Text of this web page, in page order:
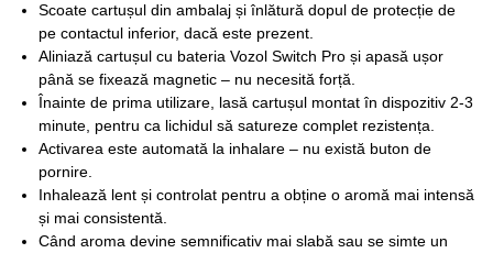
Scoate cartușul din ambalaj și înlătură dopul de protecție de
pe contactul inferior, dacă este prezent.
Aliniază cartușul cu bateria Vozol Switch Pro și apasă ușor
până se fixează magnetic – nu necesită forță.
Înainte de prima utilizare, lasă cartușul montat în dispozitiv 2-3
minute, pentru ca lichidul să satureze complet rezistența.
Activarea este automată la inhalare – nu există buton de
pornire.
Inhalează lent și controlat pentru a obține o aromă mai intensă
și mai consistentă.
Când aroma devine semnificativ mai slabă sau se simte un